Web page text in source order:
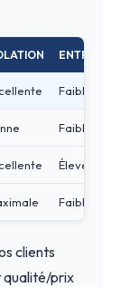
ENTRETIEN
Faible
Faible
Élevé
Faible
clients
qualité/prix